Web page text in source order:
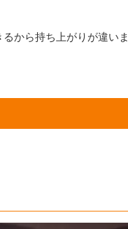
から持ち上がりが違いま